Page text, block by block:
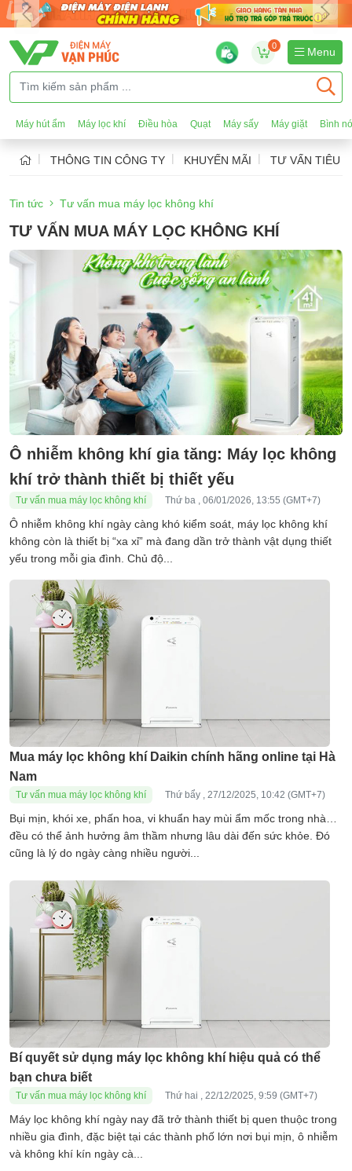
0
Menu
Máy hút ẩm Máy lọc khí Điều hòa Quạt Máy sấy Máy giặt Bình
THÔNG TIN CÔNG TY KHUYẾN MÃI TƯ VẤN TIÊU
Tin tức Tư vấn mua máy lọc không khí
TƯ VẤN MUA MÁY LỌC KHÔNG KHÍ
Ô nhiễm không khí gia tăng: Máy lọc không
khí trở thành thiết bị thiết yếu
Tư vấn mua máy lọc không khí Thứ ba , 06/01/2026, 13:55 (GMT+7)
Ô nhiễm không khí ngày càng khó kiểm soát, máy lọc không khí
không còn là thiết bị “xa xỉ” mà đang dần trở thành vật dụng thiết
yếu trong mỗi gia đình. Chủ độ...
Mua máy lọc không khí Daikin chính hãng online tại Hà
Nam
Tư vấn mua máy lọc không khí Thứ bẩy , 27/12/2025, 10:42 (GMT+7)
Bụi mịn, khói xe, phấn hoa, vi khuẩn hay mùi ẩm mốc trong nhà…
đều có thể ảnh hưởng âm thầm nhưng lâu dài đến sức khỏe. Đó
cũng là lý do ngày càng nhiều người...
Bí quyết sử dụng máy lọc không khí hiệu quả có thể
bạn chưa biết
Tư vấn mua máy lọc không khí Thứ hai , 22/12/2025, 9:59 (GMT+7)
Máy lọc không khí ngày nay đã trở thành thiết bị quen thuộc trong
nhiều gia đình, đặc biệt tại các thành phố lớn nơi bụi mịn, ô nhiễm
và không khí kín ngày cà...